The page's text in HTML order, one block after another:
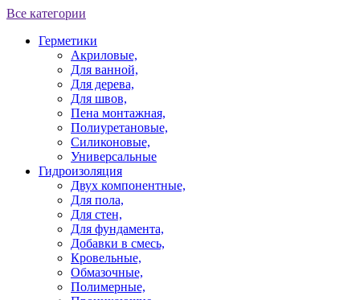
Все категории
Герметики
Акриловые,
Для ванной,
Для дерева,
Для швов,
Пена монтажная,
Полиуретановые,
Силиконовые,
Универсальные
Гидроизоляция
Двух компонентные,
Для пола,
Для стен,
Для фундамента,
Добавки в смесь,
Кровельные,
Обмазочные,
Полимерные,